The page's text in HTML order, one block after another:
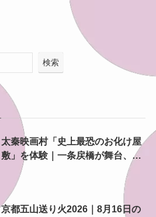
け情報を日付順に紹介
検索
太秦映画村「史上最恐のお化け屋
敷」を体験｜一条戻橋が舞台、怖
さは3段階に
京都五山送り火2026｜8月16日の